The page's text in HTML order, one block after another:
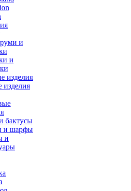
и
и
изделия
изделия
бактусы
и шарфы
и